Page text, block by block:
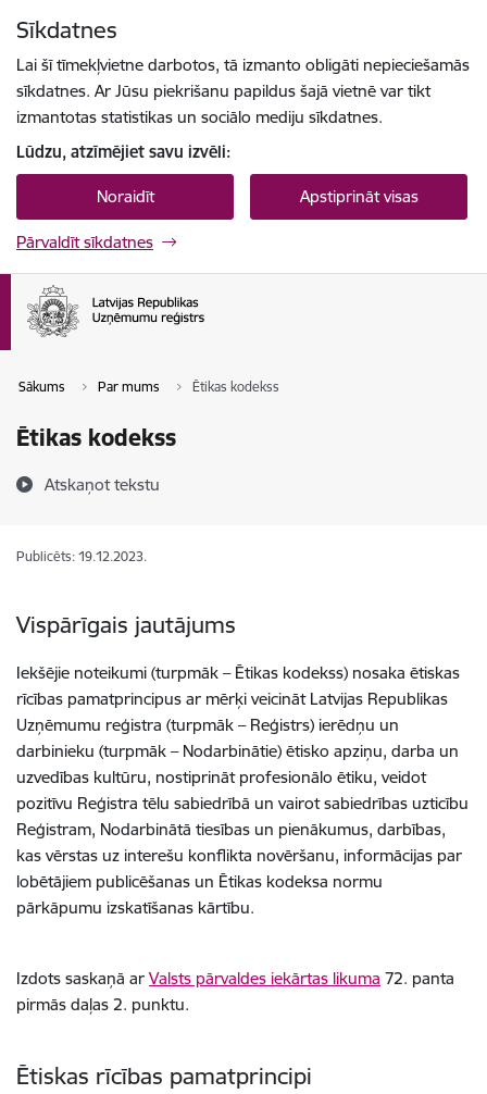
Sīkdatnes
Lai šī tīmekļvietne darbotos, tā izmanto obligāti nepieciešamās
sīkdatnes. Ar Jūsu piekrišanu papildus šajā vietnē var tikt
izmantotas statistikas un sociālo mediju sīkdatnes.
Lūdzu, atzīmējiet savu izvēli:
Noraidīt Apstiprināt visas
Pārvaldīt sīkdatnes
Sākums Par mums Ētikas kodekss
Ētikas kodekss
Atskaņot tekstu
Publicēts: 19.12.2023.
Vispārīgais jautājums
Iekšējie noteikumi (turpmāk – Ētikas kodekss) nosaka ētiskas
rīcības pamatprincipus ar mērķi veicināt Latvijas Republikas
Uzņēmumu reģistra (turpmāk – Reģistrs) ierēdņu un
darbinieku (turpmāk – Nodarbinātie) ētisko apziņu, darba un
uzvedības kultūru, nostiprināt profesionālo ētiku, veidot
pozitīvu Reģistra tēlu sabiedrībā un vairot sabiedrības uzticību
Reģistram, Nodarbinātā tiesības un pienākumus, darbības,
kas vērstas uz interešu konflikta novēršanu, informācijas par
lobētājiem publicēšanas un Ētikas kodeksa normu
pārkāpumu izskatīšanas kārtību.
Izdots saskaņā ar Valsts pārvaldes iekārtas likuma 72. panta
pirmās daļas 2. punktu.
Ētiskas rīcības pamatprincipi